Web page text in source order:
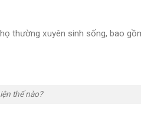
thường xuyên sinh sống, bao
thế nào?